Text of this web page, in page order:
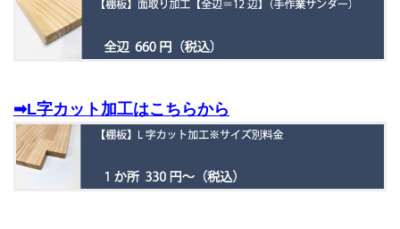
➡L字カット加工はこちらから